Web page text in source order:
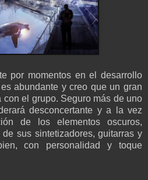
por momentos en el desarrollo
abundante y creo que un gran
el grupo. Seguro más de uno
desconcertante y a la vez
de los elementos oscuros,
sus sintetizadores, guitarras y
con personalidad y toque